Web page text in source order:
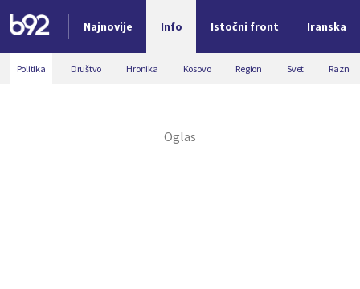
Najnovije Info Istočni front Iranska
Nova vest
Politika Društvo Hronika Kosovo Region Svet Razno